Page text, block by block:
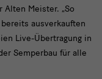
Alten Meister. „So
ausverkauften
Live-Übertragung in
Semperbau für alle